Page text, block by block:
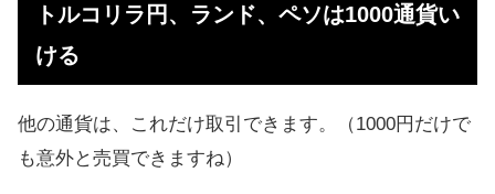
トルコリラ円、ランド、ペソは1000通貨い
ける
他の通貨は、これだけ取引できます。（1000円だけで
も意外と売買できますね）